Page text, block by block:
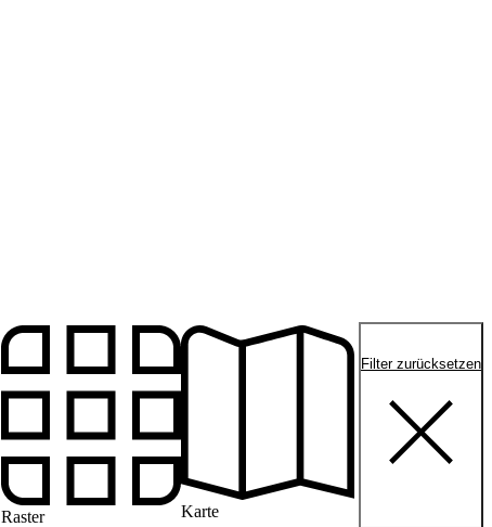
Raster
Karte
Filter zurücksetzen